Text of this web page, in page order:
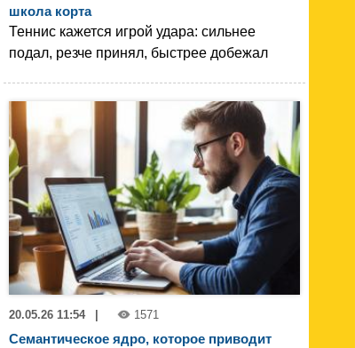
школа корта
Теннис кажется игрой удара: сильнее
подал, резче принял, быстрее добежал
20.05.26 11:54 1571
Семантическое ядро, которое приводит